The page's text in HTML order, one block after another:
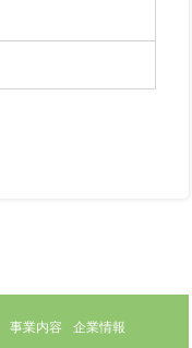
事業内容
企業情報